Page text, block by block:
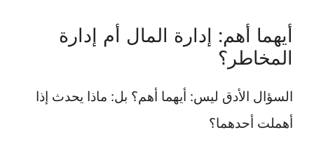
أيهما أهم: إدارة المال أم إدارة
المخاطر؟
السؤال الأدق ليس: أيهما أهم؟ بل: ماذا يحدث إذا
أهملت أحدهما؟